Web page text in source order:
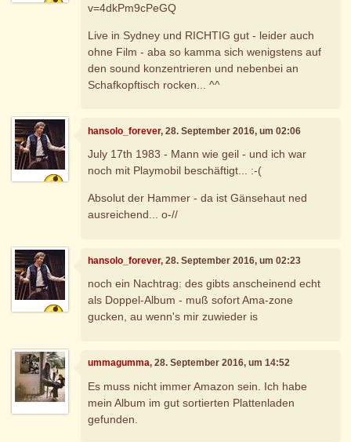
v=4dkPm9cPeGQ
Live in Sydney und RICHTIG gut - leider auch
ohne Film - aba so kamma sich wenigstens auf
den sound konzentrieren und nebenbei an
Schafkopftisch rocken... ^^
hansolo_forever, 28. September 2016, um 02:06
July 17th 1983 - Mann wie geil - und ich war
noch mit Playmobil beschäftigt... :-(
Absolut der Hammer - da ist Gänsehaut ned
ausreichend... o-//
hansolo_forever, 28. September 2016, um 02:23
noch ein Nachtrag: des gibts anscheinend echt
als Doppel-Album - muß sofort Ama-zone
gucken, au wenn's mir zuwieder is
ummagumma, 28. September 2016, um 14:52
Es muss nicht immer Amazon sein. Ich habe
mein Album im gut sortierten Plattenladen
gefunden.